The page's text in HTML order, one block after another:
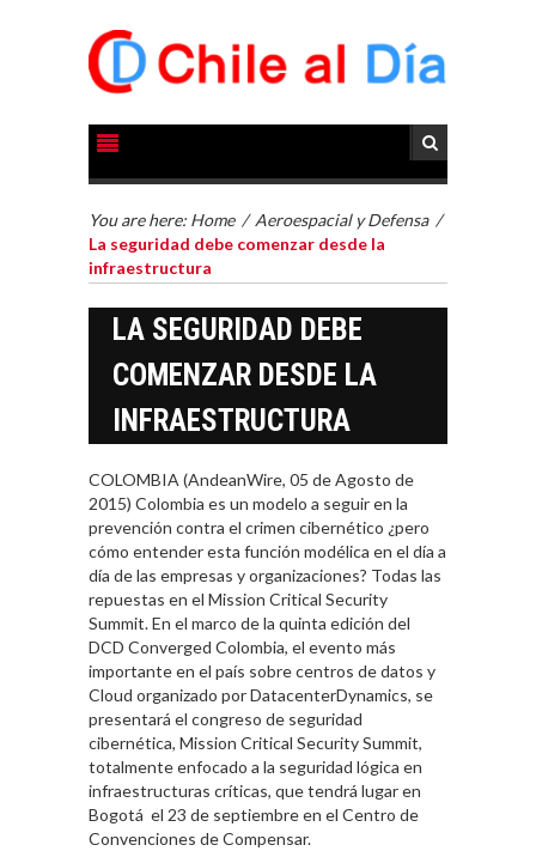
You are here: Home /Aeroespacial y Defensa /
La seguridad debe comenzar desde la
infraestructura
LA SEGURIDAD DEBE
COMENZAR DESDE LA
INFRAESTRUCTURA
COLOMBIA (AndeanWire, 05 de Agosto de
2015) Colombia es un modelo a seguir en la
prevención contra el crimen cibernético ¿pero
cómo entender esta función modélica en el día a
día de las empresas y organizaciones? Todas las
repuestas en el Mission Critical Security
Summit. En el marco de la quinta edición del
DCD Converged Colombia, el evento más
importante en el país sobre centros de datos y
Cloud organizado por DatacenterDynamics, se
presentará el congreso de seguridad
cibernética, Mission Critical Security Summit,
totalmente enfocado a la seguridad lógica en
infraestructuras críticas, que tendrá lugar en
Bogotá el 23 de septiembre en el Centro de
Convenciones de Compensar.